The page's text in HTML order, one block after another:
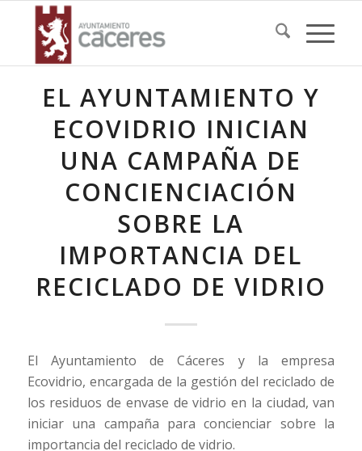
EL AYUNTAMIENTO Y
ECOVIDRIO INICIAN
UNA CAMPAÑA DE
CONCIENCIACIÓN
SOBRE LA
IMPORTANCIA DEL
RECICLADO DE VIDRIO
El Ayuntamiento de Cáceres y la empresa
Ecovidrio, encargada de la gestión del reciclado de
los residuos de envase de vidrio en la ciudad, van
iniciar una campaña para concienciar sobre la
importancia del reciclado de vidrio.